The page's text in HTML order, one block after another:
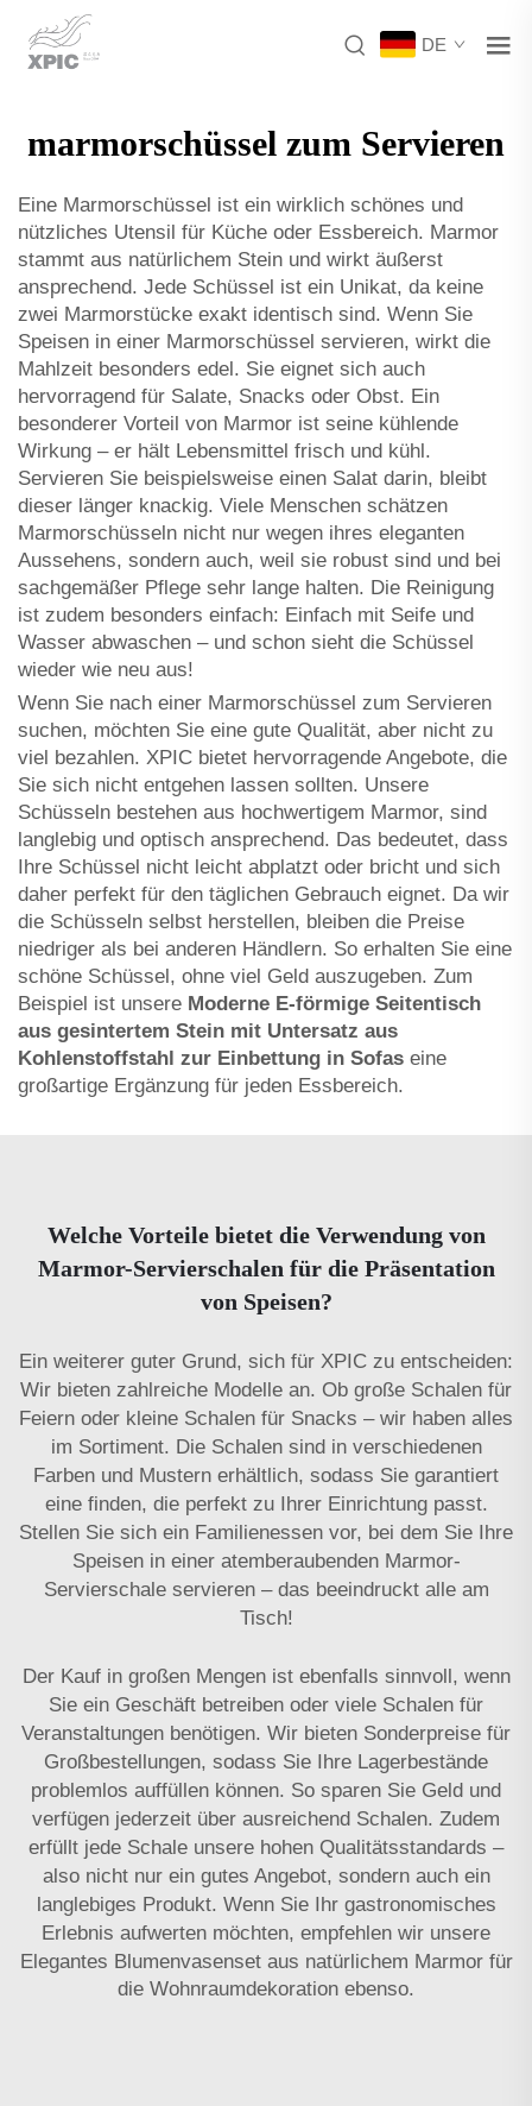
DE
marmorschüssel zum Servieren
Eine Marmorschüssel ist ein wirklich schönes und
nützliches Utensil für Küche oder Essbereich. Marmor
stammt aus natürlichem Stein und wirkt äußerst
ansprechend. Jede Schüssel ist ein Unikat, da keine
zwei Marmorstücke exakt identisch sind. Wenn Sie
Speisen in einer Marmorschüssel servieren, wirkt die
Mahlzeit besonders edel. Sie eignet sich auch
hervorragend für Salate, Snacks oder Obst. Ein
besonderer Vorteil von Marmor ist seine kühlende
Wirkung – er hält Lebensmittel frisch und kühl.
Servieren Sie beispielsweise einen Salat darin, bleibt
dieser länger knackig. Viele Menschen schätzen
Marmorschüsseln nicht nur wegen ihres eleganten
Aussehens, sondern auch, weil sie robust sind und bei
sachgemäßer Pflege sehr lange halten. Die Reinigung
ist zudem besonders einfach: Einfach mit Seife und
Wasser abwaschen – und schon sieht die Schüssel
wieder wie neu aus!
Wenn Sie nach einer Marmorschüssel zum Servieren
suchen, möchten Sie eine gute Qualität, aber nicht zu
viel bezahlen. XPIC bietet hervorragende Angebote, die
Sie sich nicht entgehen lassen sollten. Unsere
Schüsseln bestehen aus hochwertigem Marmor, sind
langlebig und optisch ansprechend. Das bedeutet, dass
Ihre Schüssel nicht leicht abplatzt oder bricht und sich
daher perfekt für den täglichen Gebrauch eignet. Da wir
die Schüsseln selbst herstellen, bleiben die Preise
niedriger als bei anderen Händlern. So erhalten Sie eine
schöne Schüssel, ohne viel Geld auszugeben. Zum
Beispiel ist unsere Moderne E-förmige Seitentisch
aus gesintertem Stein mit Untersatz aus
Kohlenstoffstahl zur Einbettung in Sofas eine
großartige Ergänzung für jeden Essbereich.
Welche Vorteile bietet die Verwendung von
Marmor-Servierschalen für die Präsentation
von Speisen?
Ein weiterer guter Grund, sich für XPIC zu entscheiden:
Wir bieten zahlreiche Modelle an. Ob große Schalen für
Feiern oder kleine Schalen für Snacks – wir haben alles
im Sortiment. Die Schalen sind in verschiedenen
Farben und Mustern erhältlich, sodass Sie garantiert
eine finden, die perfekt zu Ihrer Einrichtung passt.
Stellen Sie sich ein Familienessen vor, bei dem Sie Ihre
Speisen in einer atemberaubenden Marmor-
Servierschale servieren – das beeindruckt alle am
Tisch!
Der Kauf in großen Mengen ist ebenfalls sinnvoll, wenn
Sie ein Geschäft betreiben oder viele Schalen für
Veranstaltungen benötigen. Wir bieten Sonderpreise für
Großbestellungen, sodass Sie Ihre Lagerbestände
problemlos auffüllen können. So sparen Sie Geld und
verfügen jederzeit über ausreichend Schalen. Zudem
erfüllt jede Schale unsere hohen Qualitätsstandards –
also nicht nur ein gutes Angebot, sondern auch ein
langlebiges Produkt. Wenn Sie Ihr gastronomisches
Erlebnis aufwerten möchten, empfehlen wir unsere
Elegantes Blumenvasenset aus natürlichem Marmor für
die Wohnraumdekoration ebenso.